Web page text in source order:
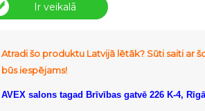
Ir veikalā
Atradi šo produktu Latvijā lētāk? Sūti saiti ar
būs iespējams!
AVEX salons tagad Brīvības gatvē 226 K-4,